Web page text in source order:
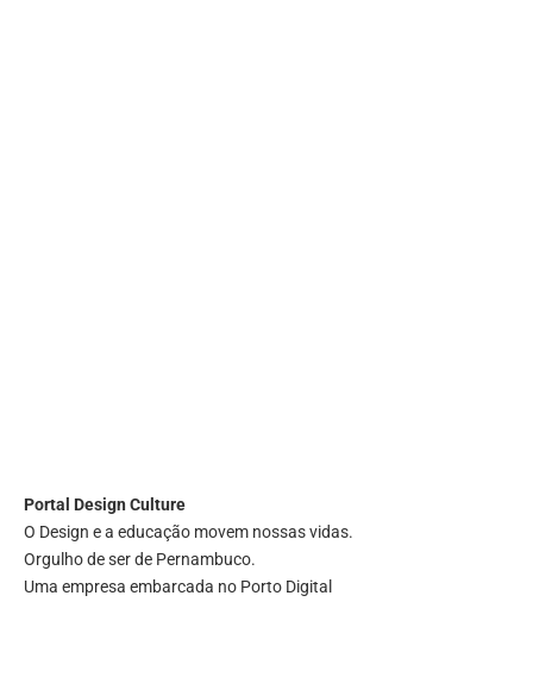
Portal Design Culture
O Design e a educação movem nossas vidas.
Orgulho de ser de Pernambuco.
Uma empresa embarcada no Porto Digital